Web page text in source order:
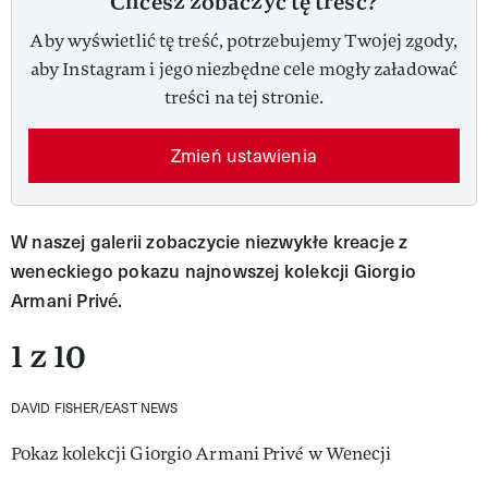
Aby wyświetlić tę treść, potrzebujemy Twojej zgody,
aby Instagram i jego niezbędne cele mogły załadować
treści na tej stronie.
Zmień ustawienia
W naszej galerii zobaczycie niezwykłe kreacje z
weneckiego pokazu najnowszej kolekcji Giorgio
Armani Privé.
1 z 10
DAVID FISHER/EAST NEWS
Pokaz kolekcji Giorgio Armani Privé w Wenecji